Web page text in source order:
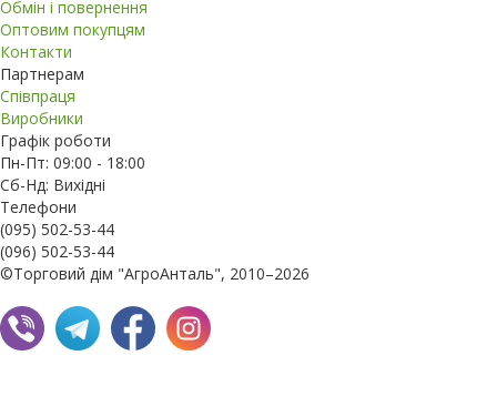
Обмін і повернення
Оптовим покупцям
Контакти
Партнерам
Співпраця
Виробники
Графік роботи
Пн-Пт: 09:00 - 18:00
Сб-Нд: Вихідні
Телефони
(095) 502-53-44
(096) 502-53-44
©Торговий дім "АгроАнталь", 2010–2026